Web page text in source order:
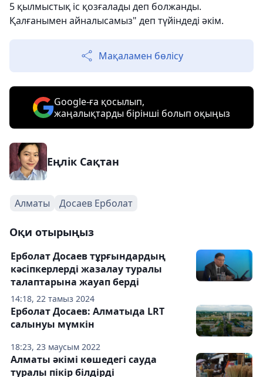
5 қылмыстық іс қозғалады деп болжанды.
Қалғанымен айналысамыз" деп түйіндеді әкім.
Мақаламен бөлісу
Google-ға қосылып,
жаңалықтарды бірінші болып оқыңыз
Еңлік Сақтан
Алматы Досаев Ерболат
Оқи отырыңыз
14:18, 22 тамыз 2024
Ерболат Досаев тұрғындардың
кәсіпкерлерді жазалау туралы
талаптарына жауап берді
18:23, 23 маусым 2022
Ерболат Досаев: Алматыда LRT
салынуы мүмкін
Алматы әкімі көшедегі сауда
туралы пікір білдірді